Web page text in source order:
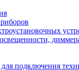
подключения